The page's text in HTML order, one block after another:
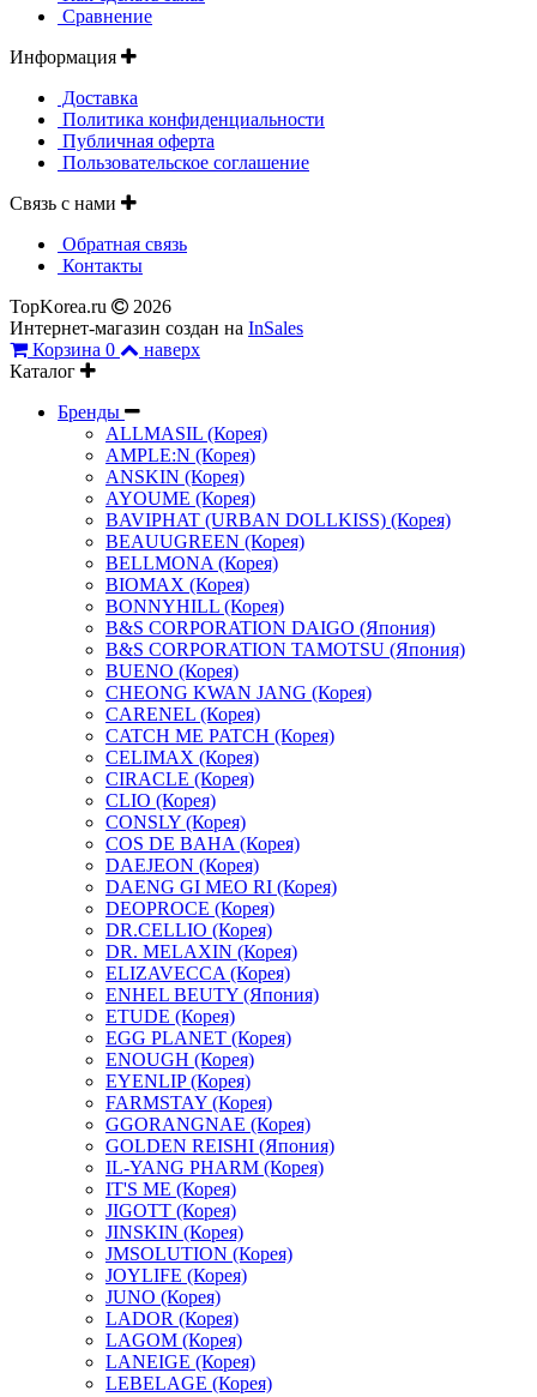
Сравнение
Информация
Доставка
Политика конфиденциальности
Публичная оферта
Пользовательское соглашение
Связь с нами
Обратная связь
Контакты
TopKorea.ru
2026
Интернет-магазин создан на InSales
Корзина 0
наверх
Каталог
Бренды
ALLMASIL (Корея)
AMPLE:N (Корея)
ANSKIN (Корея)
AYOUME (Корея)
BAVIPHAT (URBAN DOLLKISS) (Корея)
BEAUUGREEN (Корея)
BELLMONA (Корея)
BIOMAX (Корея)
BONNYHILL (Корея)
B&S CORPORATION DAIGO (Япония)
B&S CORPORATION TAMOTSU (Япония)
BUENO (Корея)
CHEONG KWAN JANG (Корея)
CARENEL (Корея)
CATCH ME PATCH (Корея)
CELIMAX (Корея)
CIRACLE (Корея)
CLIO (Корея)
CONSLY (Корея)
COS DE BAHA (Корея)
DAEJEON (Корея)
DAENG GI MEO RI (Корея)
DEOPROCE (Корея)
DR.CELLIO (Корея)
DR. MELAXIN (Корея)
ELIZAVECCA (Корея)
ENHEL BEUTY (Япония)
ETUDE (Корея)
EGG PLANET (Корея)
ENOUGH (Корея)
EYENLIP (Корея)
FARMSTAY (Корея)
GGORANGNAE (Корея)
GOLDEN REISHI (Япония)
IL-YANG PHARM (Корея)
IT'S ME (Корея)
JIGOTT (Корея)
JINSKIN (Корея)
JMSOLUTION (Корея)
JOYLIFE (Корея)
JUNO (Корея)
LADOR (Корея)
LAGOM (Корея)
LANEIGE (Корея)
LEBELAGE (Корея)